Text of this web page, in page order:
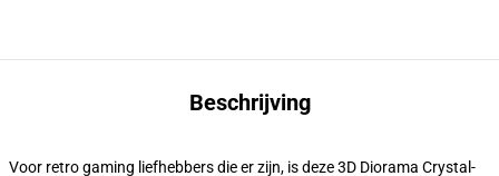
Beschrijving
Voor retro gaming liefhebbers die er zijn, is deze 3D Diorama Crystal-